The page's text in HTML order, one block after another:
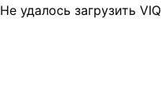
Не удалось загрузить